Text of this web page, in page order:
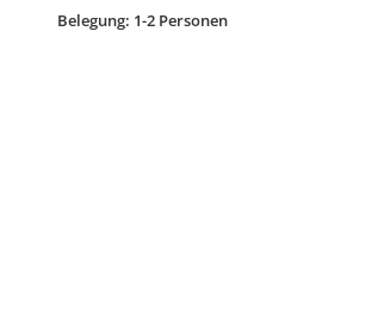
Belegung: 1-2 Personen